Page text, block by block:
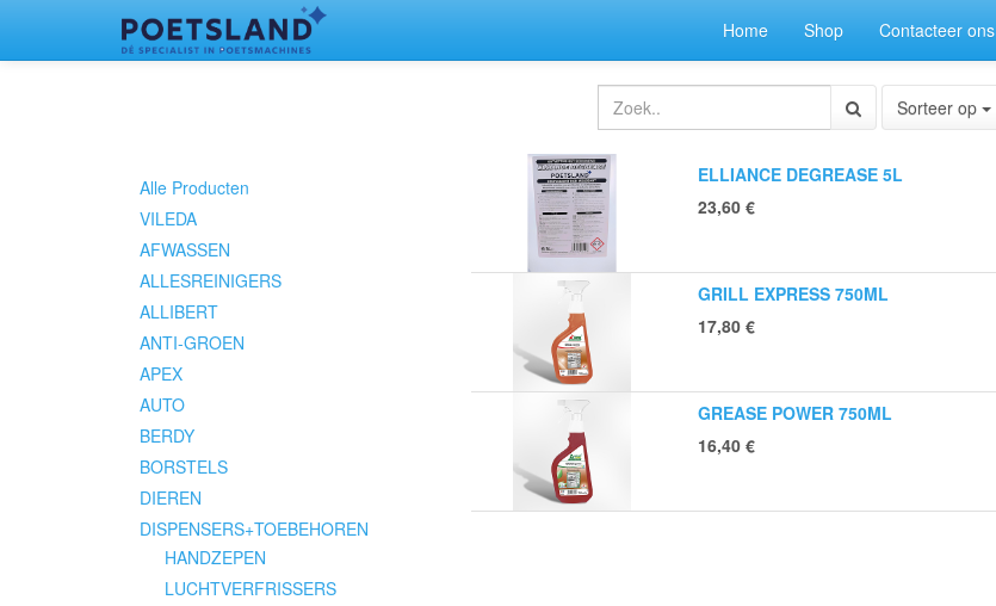
Home Shop Contacteer ons
Sorteer op
Alle Producten
VILEDA
AFWASSEN
ALLESREINIGERS
ALLIBERT
ANTI-GROEN
APEX
AUTO
BERDY
BORSTELS
DIEREN
DISPENSERS+TOEBEHOREN
HANDZEPEN
LUCHTVERFRISSERS
ELLIANCE DEGREASE 5L
23,60€
GRILL EXPRESS 750ML
17,80€
GREASE POWER 750ML
16,40€